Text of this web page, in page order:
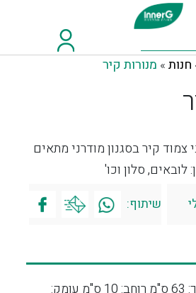
חנות » מנורות קיר
צמוד קיר בסגנון מודרני מתאים
לובאים, סלון וכו'
שיתוף:
אורך: 63 ס"מ רוחב: 10 ס"מ עומק: